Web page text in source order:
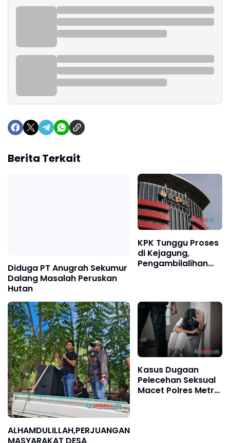
Berita Terkait
Diduga PT Anugrah Sekumur
Dalang Masalah Peruskan
Hutan
KPK Tunggu Proses
di Kejagung,
Pengambilalihan
Belum Mendesak!
ALHAMDULILLAH,PERJUANGAN
MASYARAKAT DESA
Kasus Dugaan
Pelecehan Seksual
Macet Polres Metro